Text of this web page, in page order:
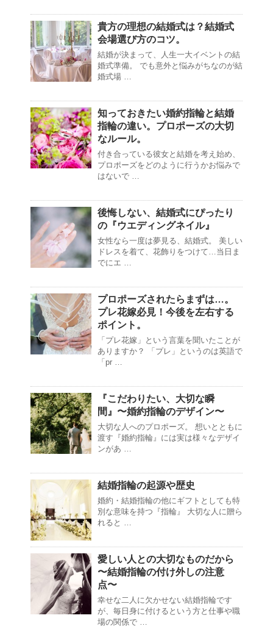
貴方の理想の結婚式は？結婚式
会場選び方のコツ。
結婚が決まって、人生一大イベントの結
婚式準備。 でも意外と悩みがちなのが結
婚式場 …
知っておきたい婚約指輪と結婚
指輪の違い。プロポーズの大切
なルール。
付き合っている彼女と結婚を考え始め、
プロポーズをどのように行うかお悩みで
はないで …
後悔しない、結婚式にぴったり
の『ウエディングネイル』
女性なら一度は夢見る、結婚式。 美しい
ドレスを着て、花飾りをつけて…当日ま
でにエ …
プロポーズされたらまずは…。
プレ花嫁必見！今後を左右する
ポイント。
「プレ花嫁」という言葉を聞いたことが
ありますか？ 「プレ」というのは英語で
「pr …
『こだわりたい、大切な瞬
間』〜婚約指輪のデザイン〜
大切な人へのプロポーズ。 想いとともに
渡す『婚約指輪』には実は様々なデザイ
ンがあ …
結婚指輪の起源や歴史
婚約・結婚指輪の他にギフトとしても特
別な意味を持つ『指輪』 大切な人に贈ら
れると …
愛しい人との大切なものだから
〜結婚指輪の付け外しの注意
点〜
幸せな二人に欠かせない結婚指輪です
が、毎日身に付けるという方と仕事や職
場の関係で …